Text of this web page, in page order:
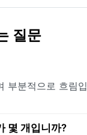
질문
부분적으로 흐
몇 개입니까?